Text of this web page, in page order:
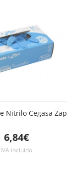
Nitrilo Cegasa Zap
6,84€
IVA incluido